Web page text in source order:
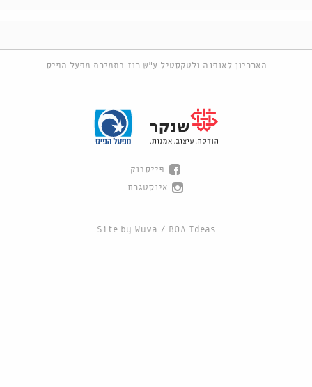
הארכיון לאופנה ולטקסטיל ע"ש רוז בתמיכת מפעל הפיס
פייסבוק
אינסטגרם
Site by Wuwa / BOA Ideas